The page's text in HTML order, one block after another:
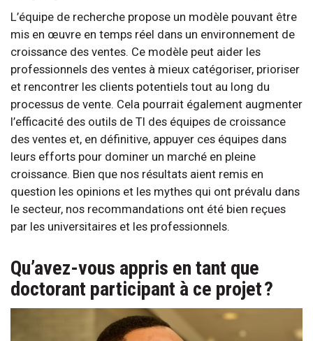
L’équipe de recherche propose un modèle pouvant être
mis en œuvre en temps réel dans un environnement de
croissance des ventes. Ce modèle peut aider les
professionnels des ventes à mieux catégoriser, prioriser
et rencontrer les clients potentiels tout au long du
processus de vente. Cela pourrait également augmenter
l’efficacité des outils de TI des équipes de croissance
des ventes et, en définitive, appuyer ces équipes dans
leurs efforts pour dominer un marché en pleine
croissance. Bien que nos résultats aient remis en
question les opinions et les mythes qui ont prévalu dans
le secteur, nos recommandations ont été bien reçues
par les universitaires et les professionnels.
Qu’avez-vous appris en tant que
doctorant participant à ce projet ?